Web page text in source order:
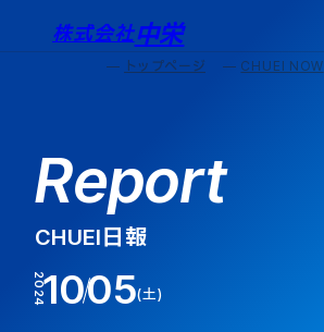
株式会社中栄
トップページ CHUEI NOW
Report
CHUEI日報
20241005 土